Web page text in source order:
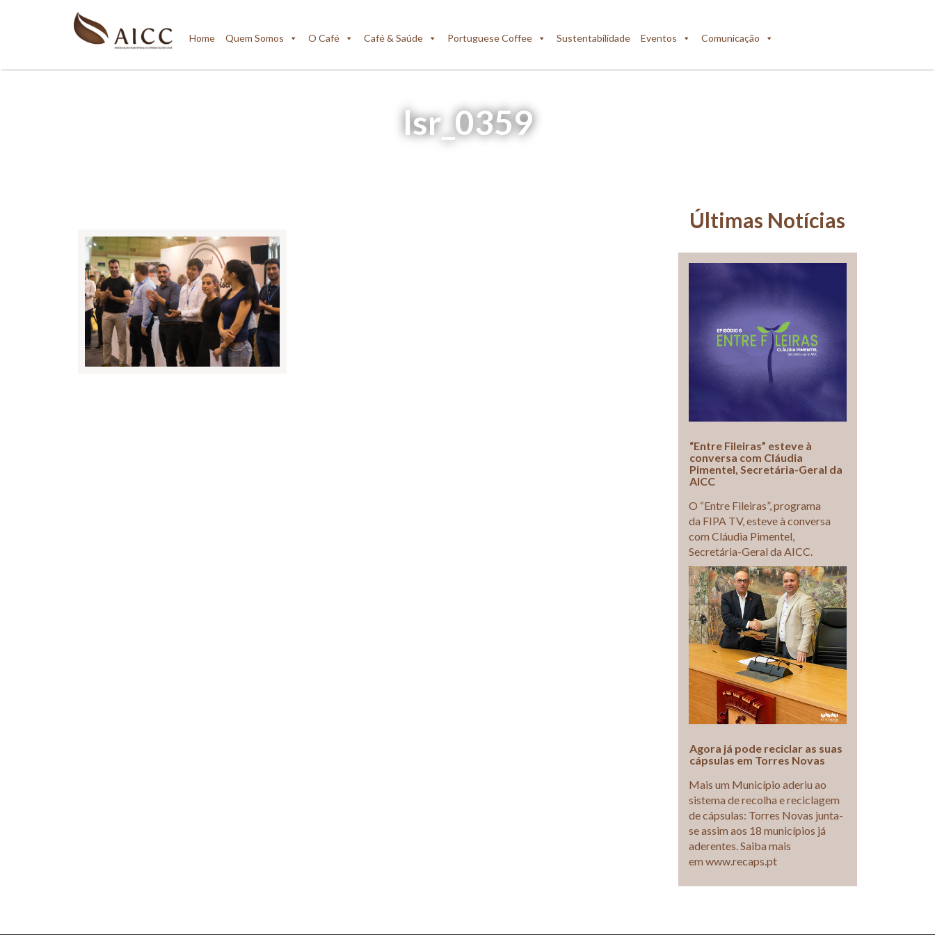
Home Quem Somos O Café Café & Saúde Portuguese Coffee Sustentabilidade Eventos Comunicação
lsr_0359
Últimas Notícias
“Entre Fileiras” esteve à
conversa com Cláudia
Pimentel, Secretária-Geral da
AICC
O “Entre Fileiras”, programa
da FIPA TV, esteve à conversa
com Cláudia Pimentel,
Secretária-Geral da AICC.
Agora já pode reciclar as suas
cápsulas em Torres Novas
Mais um Município aderiu ao
sistema de recolha e reciclagem
de cápsulas: Torres Novas junta-
se assim aos 18 municípios já
aderentes. Saiba mais
em www.recaps.pt